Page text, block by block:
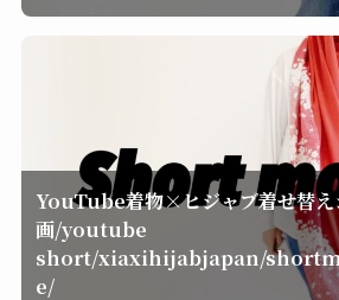
YouTube着物×ヒジャブ着せ替え
画/youtube
short/xiaxihijabjapan/
e/